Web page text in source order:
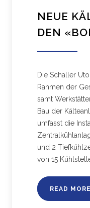
NEUE
DEN
Die Schaller
Rahmen der
samt
Bau der
umfasst die
und 2
von 15
READ MORE